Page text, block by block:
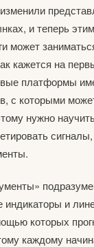
и теперь
может
кажется на
платформы
с которыми
нужно
индикаторы и
которых
каждому